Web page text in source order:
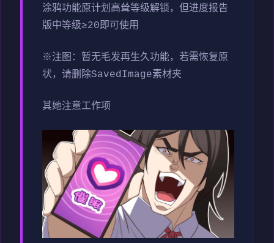
涂鸦功能原计划高耸等级解锁，但进度报告
版中等级≥20即可使用
※注图 ：暂无毛发再生久功能，若需恢复原
状，请删除SavedImage素材夹
其她注意工作项